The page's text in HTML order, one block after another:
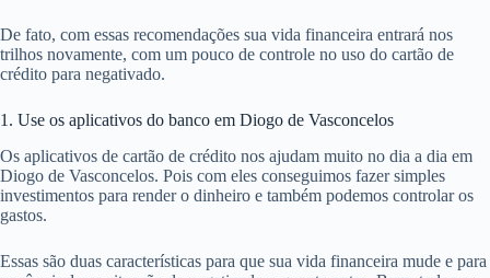
De fato, com essas recomendações sua vida financeira entrará nos
trilhos novamente, com um pouco de controle no uso do cartão de
crédito para negativado.
1. Use os aplicativos do banco em Diogo de Vasconcelos
Os aplicativos de cartão de crédito nos ajudam muito no dia a dia em
Diogo de Vasconcelos. Pois com eles conseguimos fazer simples
investimentos para render o dinheiro e também podemos controlar os
gastos.
Essas são duas características para que sua vida financeira mude e para